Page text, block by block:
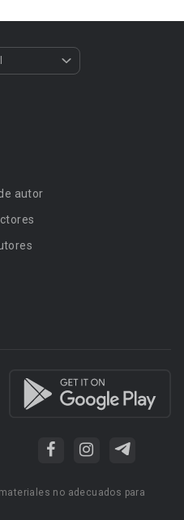
autor
no adecuados para